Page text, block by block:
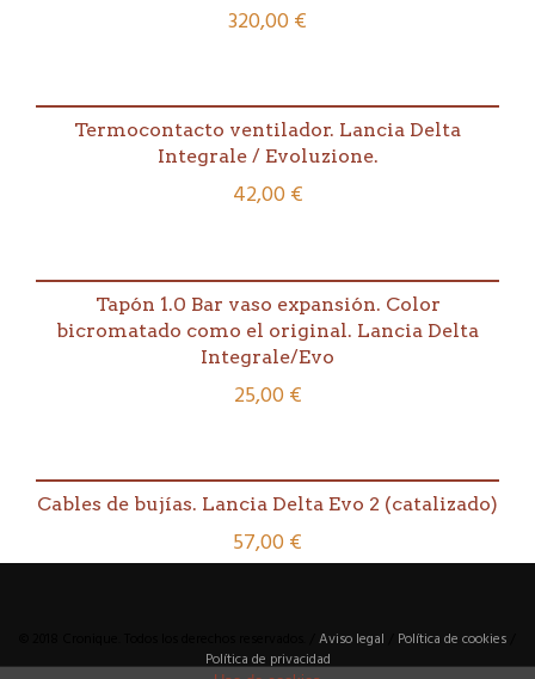
320,00€
Termocontacto ventilador. Lancia Delta
Integrale / Evoluzione.
42,00€
Tapón 1.0 Bar vaso expansión. Color
bicromatado como el original. Lancia Delta
Integrale/Evo
25,00€
Cables de bujías. Lancia Delta Evo 2 (catalizado)
57,00€
Aviso legal Política de cookies
Política de privacidad